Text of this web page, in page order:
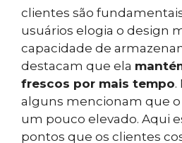
clientes são
usuários elogia o design
capacidade de
destacam que ela
frescos por mais tempo.
alguns mencionam que
um pouco elevado. Aqui
pontos que os clientes